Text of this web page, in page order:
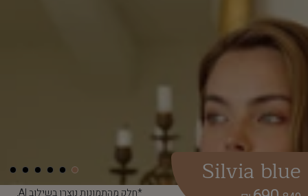
*חלק מהתמונות נוצרו בשילוב AI,
Silvia blue